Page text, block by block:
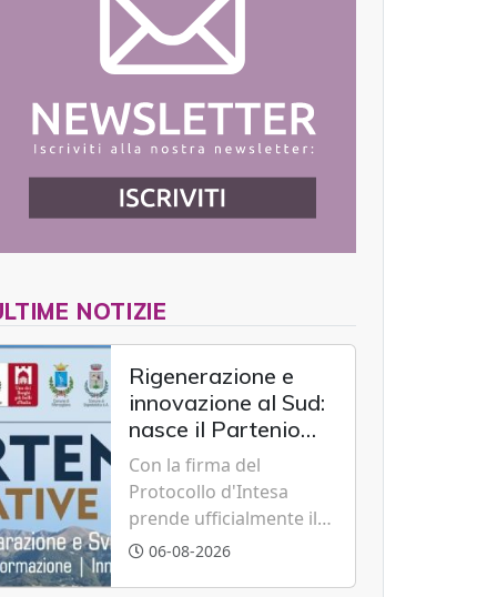
NOTIZIE
Rigenerazione e
innovazione al Sud:
nasce il Partenio
Creative Hub per il
rilancio del
territorio
Con la firma del
Protocollo d'Intesa
prende ufficialmente il
via il recupero dell'ex
06-08-2026